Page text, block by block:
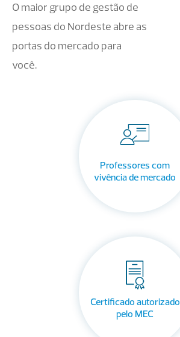
O maior grupo de gestão de
pessoas do Nordeste abre as
portas do mercado para
você.
Professores com
vivência de mercado
Certificado autorizado
pelo MEC